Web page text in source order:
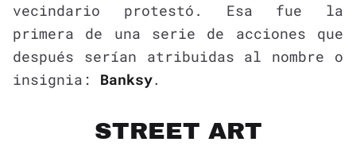
vecindario protestó. Esa fue la
primera de una serie de acciones que
después serían atribuidas al nombre o
insignia: Banksy.
STREET ART